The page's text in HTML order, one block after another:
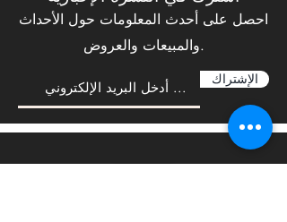
احصل على أحدث المعلومات حول الأحداث
والمبيعات والعروض.
الإشتراك